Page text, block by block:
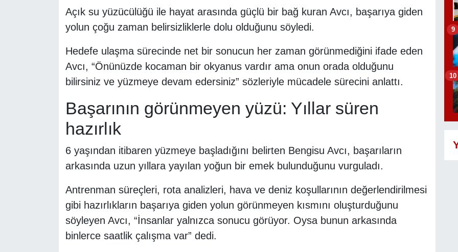
Açık su yüzücülüğü ile hayat arasında güçlü bir bağ kuran Avcı, başarıya giden
yolun çoğu zaman belirsizliklerle dolu olduğunu söyledi.
Hedefe ulaşma sürecinde net bir sonucun her zaman görünmediğini ifade eden
Avcı, “Önünüzde kocaman bir okyanus vardır ama onun orada olduğunu
bilirsiniz ve yüzmeye devam edersiniz” sözleriyle mücadele sürecini anlattı.
Başarının görünmeyen yüzü: Yıllar süren
hazırlık
6 yaşından itibaren yüzmeye başladığını belirten Bengisu Avcı, başarıların
arkasında uzun yıllara yayılan yoğun bir emek bulunduğunu vurguladı.
Antrenman süreçleri, rota analizleri, hava ve deniz koşullarının değerlendirilmesi
gibi hazırlıkların başarıya giden yolun görünmeyen kısmını oluşturduğunu
söyleyen Avcı, “İnsanlar yalnızca sonucu görüyor. Oysa bunun arkasında
binlerce saatlik çalışma var” dedi.
9
10